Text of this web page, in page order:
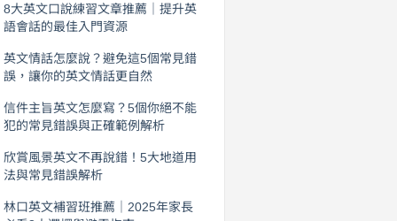
8大英文口說練習文章推薦｜提升英
語會話的最佳入門資源
英文情話怎麼說？避免這5個常見錯
誤，讓你的英文情話更自然
信件主旨英文怎麼寫？5個你絕不能
犯的常見錯誤與正確範例解析
欣賞風景英文不再說錯！5大地道用
法與常見錯誤解析
林口英文補習班推薦｜2025年家長